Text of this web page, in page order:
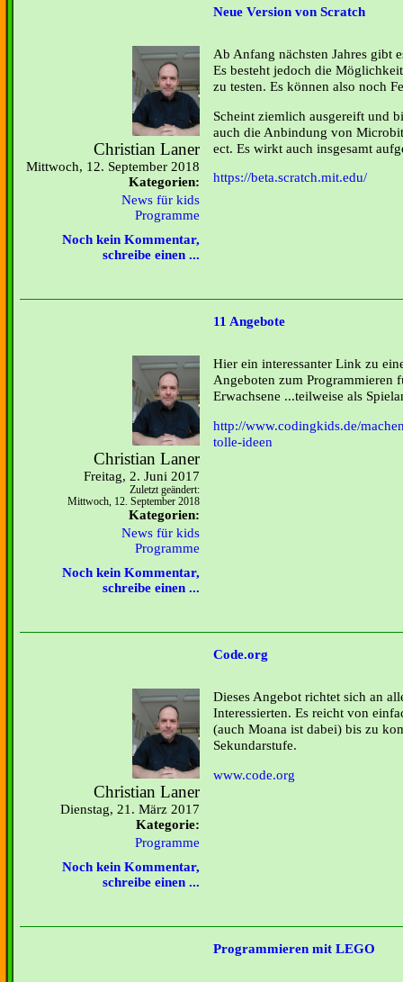
Neue Version von Scratch
Christian Laner
Mittwoch, 12. September 2018
Kategorien:
News für kids
Programme
Noch kein Kommentar,
schreibe einen ...
Ab Anfang nächsten Jahres gibt
Es besteht jedoch die
zu testen. Es können also noch
Scheint ziemlich ausgereift und
auch die Anbindung von
ect. Es wirkt auch insgesamt
https://beta.scratch.mit.edu/
11 Angebote
Christian Laner
Freitag, 2. Juni 2017
Zuletzt geändert:
Mittwoch, 12. September 2018
Kategorien:
News für kids
Programme
Noch kein Kommentar,
schreibe einen ...
Hier ein interessanter Link zu
Angeboten zum Programmieren
Erwachsene ...teilweise als
http://www.codingkids.de/
tolle-ideen
Code.org
Christian Laner
Dienstag, 21. März 2017
Kategorie:
Programme
Noch kein Kommentar,
schreibe einen ...
Dieses Angebot richtet sich an
Interessierten. Es reicht von
(auch Moana ist dabei) bis zu
Sekundarstufe.
www.code.org
Programmieren mit LEGO